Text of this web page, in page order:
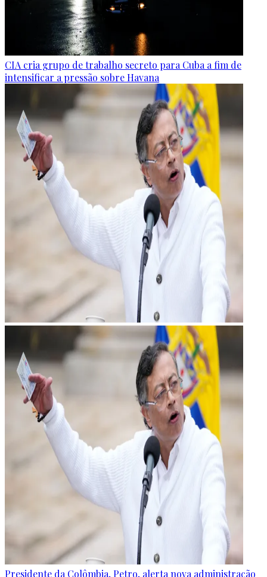
CIA cria grupo de trabalho secreto para Cuba a fim de
intensificar a pressão sobre Havana
Presidente da Colômbia, Petro, alerta nova administração